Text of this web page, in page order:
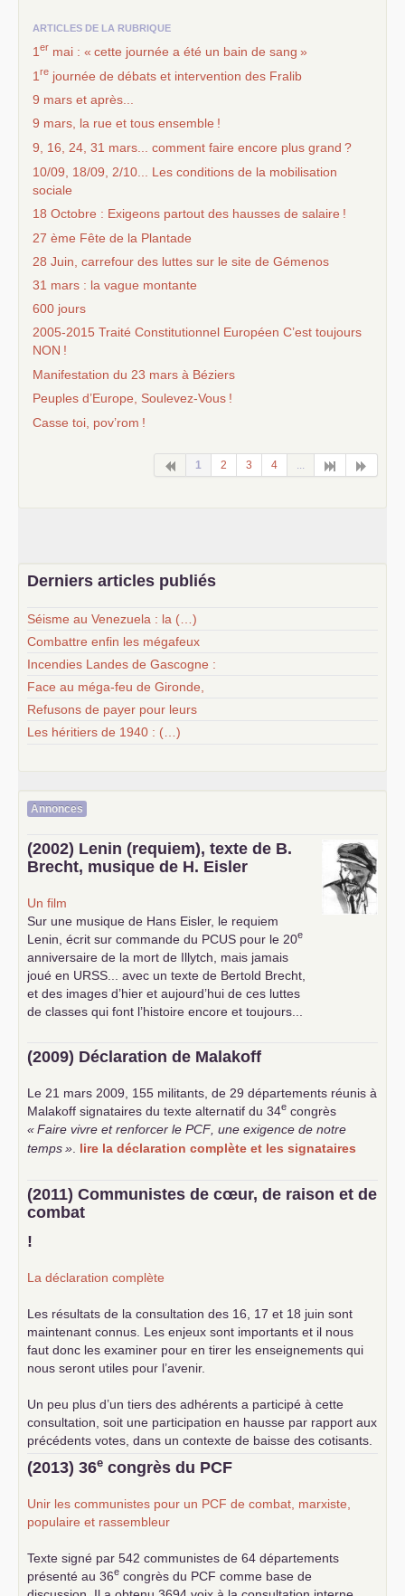
ARTICLES DE LA RUBRIQUE
1 er mai : « cette journée a été un bain de sang »
1 re journée de débats et intervention des Fralib
9 mars et après...
9 mars, la rue et tous ensemble !
9, 16, 24, 31 mars... comment faire encore plus grand ?
10/09, 18/09, 2/10... Les conditions de la mobilisation
sociale
18 Octobre : Exigeons partout des hausses de salaire !
27 ème Fête de la Plantade
28 Juin, carrefour des luttes sur le site de Gémenos
31 mars : la vague montante
600 jours
2005-2015 Traité Constitutionnel Européen C’est toujours
NON !
Manifestation du 23 mars à Béziers
Peuples d’Europe, Soulevez-Vous !
Casse toi, pov’rom !
1 2 3 4
Derniers articles publiés
Séisme au Venezuela : la (…)
Combattre enfin les mégafeux
Incendies Landes de Gascogne :
Face au méga-feu de Gironde,
Refusons de payer pour leurs
Les héritiers de 1940 : (…)
Annonces
(2002) Lenin (requiem), texte de B.
Brecht, musique de H. Eisler
Un film
Sur une musique de Hans Eisler, le requiem
Lenin, écrit sur commande du PCUS pour le 20e
anniversaire de la mort de Illytch, mais jamais
joué en URSS ... avec un texte de Bertold Brecht,
et des images d’hier et aujourd’hui de ces luttes
de classes qui font l’histoire encore et toujours...
(2009) Déclaration de Malakoff
Le 21 mars 2009, 155 militants, de 29 départements réunis à
Malakoff signataires du texte alternatif du 34e congrès
«Faire vivre et renforcer le PCF , une exigence de notre
temps» lire la déclaration complète et les signataires
(2011) Communistes de cœur, de raison et de
combat
!
La déclaration complète
Les résultats de la consultation des 16, 17 et 18 juin sont
maintenant connus. Les enjeux sont importants et il nous
faut donc les examiner pour en tirer les enseignements qui
nous seront utiles pour l’avenir.
Un peu plus d’un tiers des adhérents a participé à cette
consultation, soit une participation en hausse par rapport aux
précédents votes, dans un contexte de baisse des cotisants.
... lire la suite
(2013) 36e congrès du PCF
Unir les communistes pour un PCF de combat, marxiste,
populaire et rassembleur
Texte signé par 542 communistes de 64 départements
présenté au 36e congrès du PCF comme base de